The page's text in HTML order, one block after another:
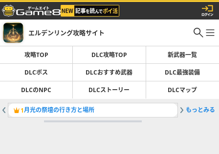
エルデンリング攻略サイト
攻略TOP DLC攻略TOP 新武器一覧
DLCボス DLCおすすめ武器 DLC最強装備
DLCのNPC DLCストーリー DLCマップ
1月光の祭壇の行き方と場所 2ラニイ
もっとみる